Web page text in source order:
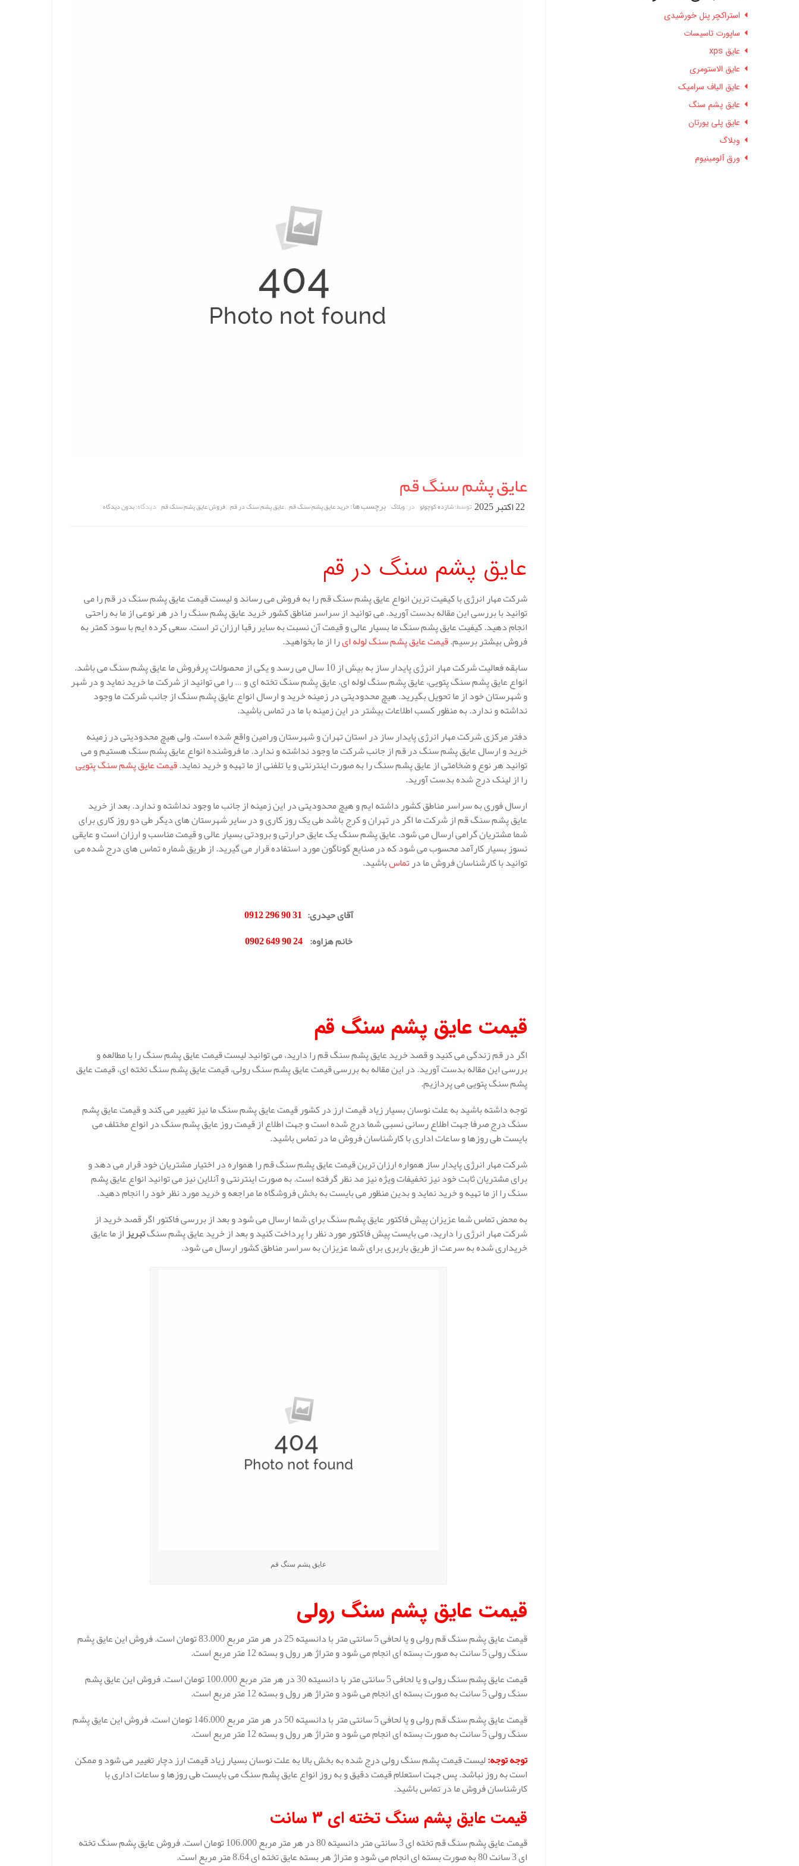
عایق پشم سنگ قم
22 اکتبر 2025 توسط:شازده کوچولو در:وبلاگ برچسب ها:خرید عایق پشم سنگ قم ,عایق پشم سنگ در قم ,فروش عایق پشم سنگ قم دیدگاه:بدون دیدگاه
عایق پشم سنگ در قم
شرکت مهار انرژی با کیفیت ترین انواع عایق پشم سنگ قم را به فروش می رساند و لیست قیمت عایق پشم سنگ در قم را می
توانید با بررسی این مقاله بدست آورید. می توانید از سراسر مناطق کشور خرید عایق پشم سنگ را در هر نوعی از ما به راحتی
انجام دهید. کیفیت عایق پشم سنگ ما بسیار عالی و قیمت آن نسبت به سایر رقبا ارزان تر است. سعی کرده ایم با سود کمتر به
فروش بیشتر برسیم.قیمت عایق پشم سنگ لوله ایرا از ما بخواهید.
سابقه فعالیت شرکت مهار انرژی پایدار ساز به بیش از 10 سال می رسد و یکی از محصولات پرفروش ما عایق پشم سنگ می باشد.
انواع عایق پشم سنگ پتویی، عایق پشم سنگ لوله ای، عایق پشم سنگ تخته ای و … را می توانید از شرکت ما خرید نماید و در شهر
و شهرستان خود از ما تحویل بگیرید. هیچ محدودیتی در زمینه خرید و ارسال انواع عایق پشم سنگ از جانب شرکت ما وجود
نداشته و ندارد. به منظور کسب اطلاعات بیشتر در این زمینه با ما در تماس باشید.
دفتر مرکزی شرکت مهار انرژی پایدار ساز در استان تهران و شهرستان ورامین واقع شده است. ولی هیچ محدودیتی در زمینه
خرید و ارسال عایق پشم سنگ در قم از جانب شرکت ما وجود نداشته و ندارد. ما فروشنده انواع عایق پشم سنگ هستیم و می
توانید هر نوع و ضخامتی از عایق پشم سنگ را به صورت اینترنتی و یا تلفنی از ما تهیه و خرید نماید.قیمت عایق پشم سنگ پتویی
را از لینک درج شده بدست آورید.
ارسال فوری به سراسر مناطق کشور داشته ایم و هیچ محدودیتی در این زمینه از جانب ما وجود نداشته و ندارد. بعد از خرید
عایق پشم سنگ قم از شرکت ما اگر در تهران و کرج باشد طی یک روز کاری و در سایر شهرستان های دیگر طی دو روز کاری برای
شما مشتریان گرامی ارسال می شود. عایق پشم سنگ یک عایق حرارتی و برودتی بسیار عالی و قیمت مناسب و ارزان است و عایقی
نسوز بسیار کارآمد محسوب می شود که در صنایع گوناگون مورد استفاده قرار می گیرید. از طریق شماره تماس های درج شده می
توانید با کارشناسان فروش ما درتماسباشید.
آقای حیدری:
31 90 296 0912
خانم هزاوه:
24 90 649 0902
قیمت عایق پشم سنگ قم
اگر در قم زندگی می کنید و قصد خرید عایق پشم سنگ قم را دارید، می توانید لیست قیمت عایق پشم سنگ را با مطالعه و
بررسی این مقاله بدست آورید. در این مقاله به بررسی قیمت عایق پشم سنگ رولی، قیمت عایق پشم سنگ تخته ای، قیمت عایق
پشم سنگ پتویی می پردازیم.
توجه داشته باشید به علت نوسان بسیار زیاد قیمت ارز در کشور قیمت عایق پشم سنگ ما نیز تغییر می کند و قیمت عایق پشم
سنگ درج صرفا جهت اطلاع رسانی نسبی شما درج شده است و جهت اطلاع از قیمت روز عایق پشم سنگ در انواع مختلف می
بایست طی روزها و ساعات اداری با کارشناسان فروش ما در تماس باشید.
شرکت مهار انرژی پایدار ساز همواره ارزان ترین قیمت عایق پشم سنگ قم را همواره در اختیار مشتریان خود قرار می دهد و
برای مشتریان ثابت خود نیز تخفیفات ویژه نیز مد نظر گرفته است. به صورت اینترنتی و آنلاین نیز می توانید انواع عایق پشم
سنگ را از ما تهیه و خرید نماید و بدین منظور می بایست به بخش فروشگاه ما مراجعه و خرید مورد نظر خود را انجام دهید.
به محض تماس شما عزیزان پیش فاکتور عایق پشم سنگ برای شما ارسال می شود و بعد از بررسی فاکتور اگر قصد خرید از
شرکت مهار انرژی را دارید، می بایست پیش فاکتور مورد نظر را پرداخت کنید و بعد از خرید عایق پشم سنگتبریزاز ما عایق
خریداری شده به سرعت از طریق باربری برای شما عزیزان به سراسر مناطق کشور ارسال می شود.
عایق پشم سنگ قم
قیمت عایق پشم سنگ رولی
قیمت عایق پشم سنگ قم رولی و یا لحافی 5 سانتی متر با دانسیته 25 در هر متر مربع 83.000 تومان است. فروش این عایق پشم
سنگ رولی 5 سانت به صورت بسته ای انجام می شود و متراژ هر رول و بسته 12 متر مربع است.
قیمت عایق پشم سنگ رولی و یا لحافی 5 سانتی متر با دانسیته 30 در هر متر مربع 100.000 تومان است. فروش این عایق پشم
سنگ رولی 5 سانت به صورت بسته ای انجام می شود و متراژ هر رول و بسته 12 متر مربع است.
قیمت عایق پشم سنگ قم رولی و یا لحافی 5 سانتی متر با دانسیته 50 در هر متر مربع 146.000 تومان است. فروش این عایق پشم
سنگ رولی 5 سانت به صورت بسته ای انجام می شود و متراژ هر رول و بسته 12 متر مربع است.
توجه توجه:لیست قیمت پشم سنگ رولی درج شده به بخش بالا به علت نوسان بسیار زیاد قیمت ارز دچار تغییر می شود و ممکن
است به روز نباشد. پس جهت استعلام قیمت دقیق و به روز انواع عایق پشم سنگ می بایست طی روزها و ساعات اداری با
کارشناسان فروش ما در تماس باشید.
قیمت عایق پشم سنگ تخته ای 3 سانت
قیمت عایق پشم سنگ قم تخته ای 3 سانتی متر دانسیته 80 در هر متر مربع 106.000 تومان است. فروش عایق پشم سنگ تخته
ای 3 سانت 80 به صورت بسته ای انجام می شود و متراژ هر بسته عایق تخته ای 8.64 متر مربع است.
استراکچر پنل خورشیدی
ساپورت تاسیسات
عایق xps
عایق الاستومری
عایق الیاف سرامیک
عایق پشم سنگ
عایق پلی یورتان
وبلاگ
ورق آلومینیوم